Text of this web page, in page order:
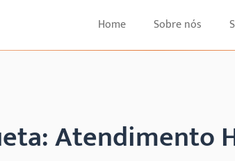
Home Sobre nós
Atendimento